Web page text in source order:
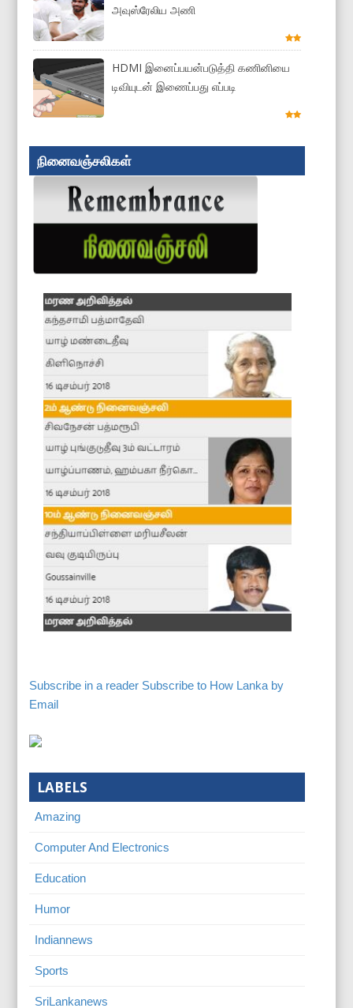
அவுஸ்ரேலிய அணி
HDMI இனைப்பயன்படுத்தி கணினியை
டிவியுடன் இணைப்பது எப்படி
நினைவஞ்சலிகள்
Subscribe in a reader Subscribe to How Lanka by
Email
LABELS
Amazing
Computer And Electronics
Education
Humor
Indiannews
Sports
SriLankanews